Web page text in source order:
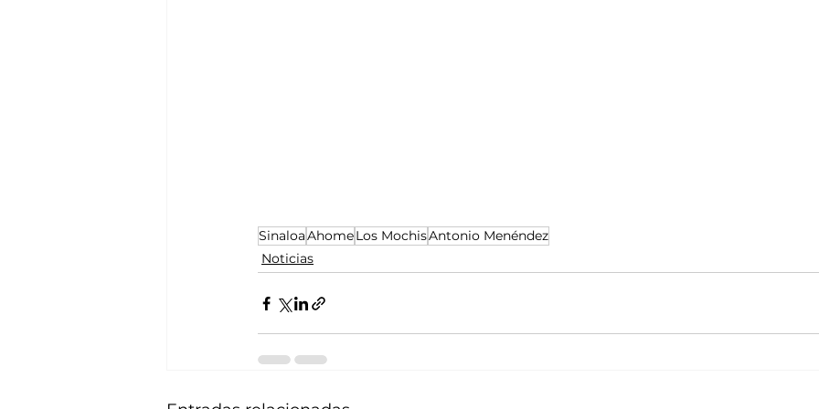
SinaloaAhomeLos MochisAntonio Menéndez
Noticias